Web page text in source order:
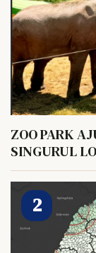
ZOO PARK
SINGURUL
HRANI UN